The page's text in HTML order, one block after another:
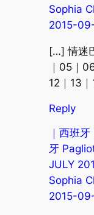
Sophia
2015-
[…] 情迷
｜05｜
12｜13
Reply
｜西班
牙
JULY
Sophia
2015-